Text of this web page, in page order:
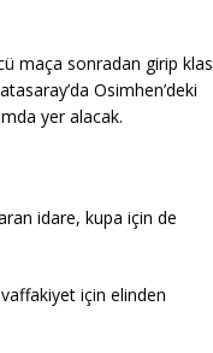
maça sonradan girip klas
Osimhen’deki
yer alacak.
idare, kupa için de
için elinden